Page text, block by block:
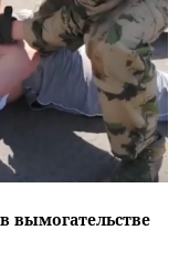
вымогательстве